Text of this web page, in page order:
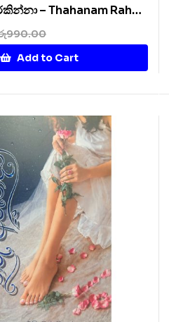
– Thahanam Rahas
990.00
Add to Cart